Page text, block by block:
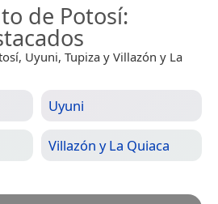
de Potosí:
Uyuni, Tupiza y Villazón y La
Uyuni
Villazón y La Quiaca